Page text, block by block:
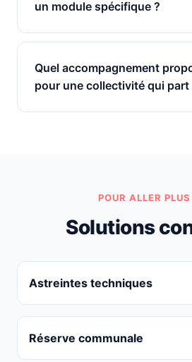
un module spécifique ?
Quel accompagnement
pour une collectivité qui part
POUR ALLER
Solutions
Astreintes techniques
Réserve communale